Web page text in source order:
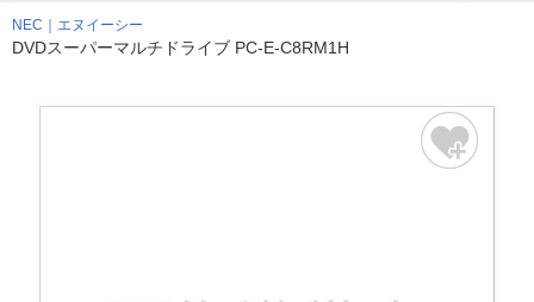
NEC｜エヌイーシー
DVDスーパーマルチドライブ PC-E-C8RM1H